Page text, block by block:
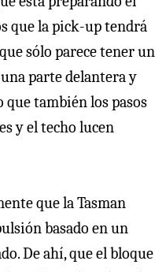
que la pick-up tendrá
sólo parece tener un
parte delantera y
también los pasos
y el techo lucen
que la Tasman
basado en un
De ahí, que el bloque